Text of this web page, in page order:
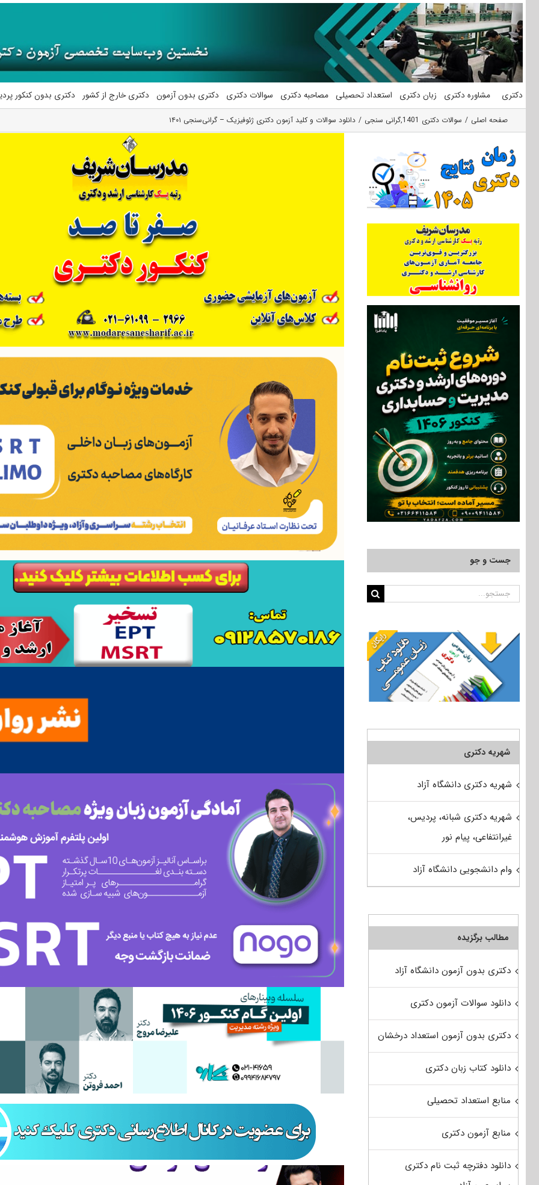
محتوا
دکتری مشاوره دکتری زبان دکتری استعداد تحصیلی مصاحبه دکتری سوالات دکتری دکتری بدون آزمون دکتری خارج از کشور دکتری بدون کنکور
صفحه اصلی سوالات دکتری 1401 ,گرانی سنجی دانلود سوالات و کلید آزمون دکتری ژئوفیزیک – گرانی‌سنجی ۱۴۰۱
جست و جو
جستجو
شهریه دکتری
شهریه دکتری دانشگاه آزاد
شهریه دکتری شبانه، پردیس،
غیرانتفاعی، پیام نور
وام دانشجویی دانشگاه آزاد
مطالب برگزیده
دکتری بدون آزمون دانشگاه آزاد
دانلود سوالات آزمون دکتری
دکتری بدون آزمون استعداد درخشان
دانلود کتاب زبان دکتری
منابع استعداد تحصیلی
منابع آزمون دکتری
دانلود دفترچه ثبت نام دکتری